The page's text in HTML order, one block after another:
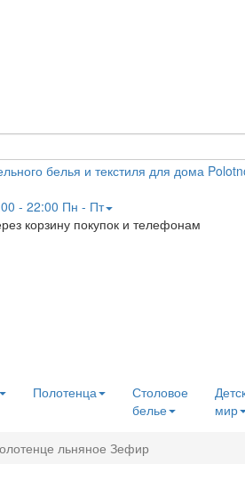
- 22:00 Пн - Пт
корзину покупок и телефонам
Полотенца
Столовое
белье
мир
льняное Зефир